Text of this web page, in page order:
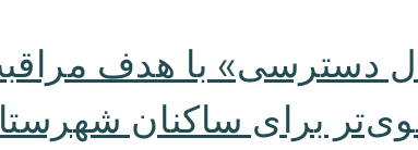
مالی ۲۰۲۶ «سال دسترسی» با هدف
برای ساکنان